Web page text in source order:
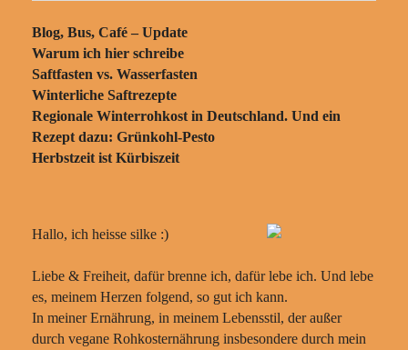
Blog, Bus, Café – Update
Warum ich hier schreibe
Saftfasten vs. Wasserfasten
Winterliche Saftrezepte
Regionale Winterrohkost in Deutschland. Und ein
Rezept dazu: Grünkohl-Pesto
Herbstzeit ist Kürbiszeit
Hallo, ich heisse silke :)
Liebe & Freiheit, dafür brenne ich, dafür lebe ich. Und lebe
es, meinem Herzen folgend, so gut ich kann.
In meiner Ernährung, in meinem Lebensstil, der außer
durch vegane Rohkosternährung insbesondere durch mein